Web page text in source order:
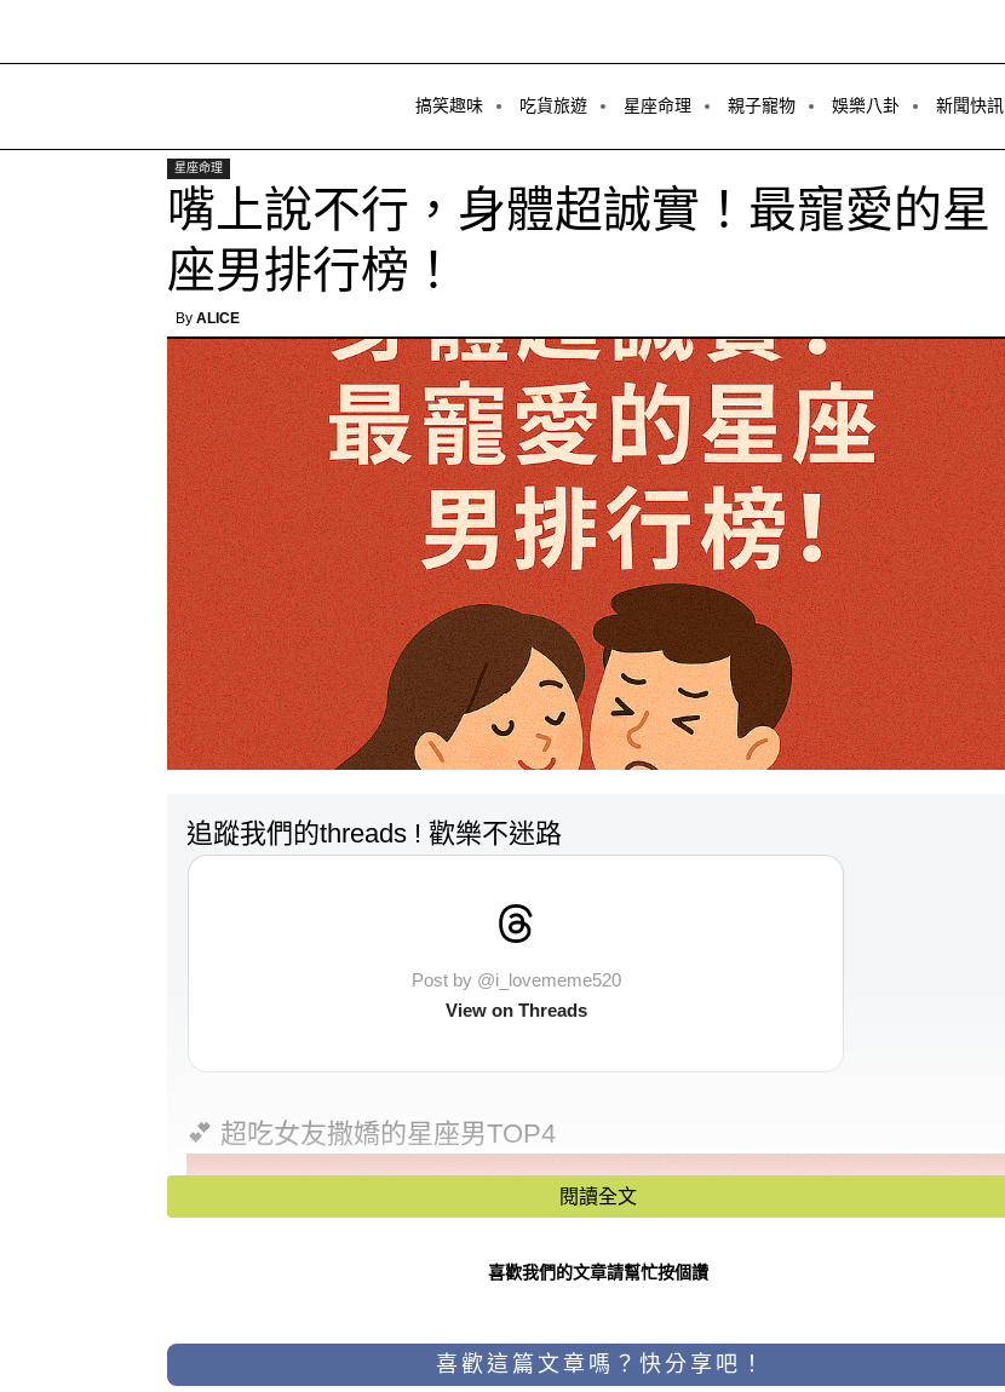
搞笑趣味 吃貨旅遊 星座命理 親子寵物 娛樂八卦 新聞快訊
星座命理
嘴上說不行，身體超誠實！最寵愛的星
座男排行榜！
By ALICE
追蹤我們的threads ! 歡樂不迷路
Post by @i_lovememe520
View on Threads
💕 超吃女友撒嬌的星座男TOP4
閱讀全文
喜歡我們的文章請幫忙按個讚
喜歡這篇文章嗎？快分享吧！